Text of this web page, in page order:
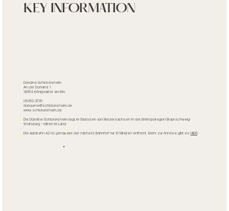
KEY INFORMATION
Domäne Schickelsheim
An der Domäne 1
38154 Königslutter am Elm
​05353 3735
domaene@schickelsheim.de
www.schickelsheim.de
Die Domäne Schickelsheim liegt im Südosten von Niedersachsen in der Metropolregion Braunschweig-
Wolfsburg - mitten im Land.
Die Autobahn A2 ist genau wie der nächste Bahnhof nur 10 Minuten entfernt. Mehr zur Anreise gibt es HIER.